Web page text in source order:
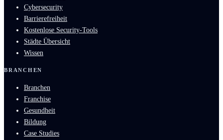
Cybersecurity
Barrierefreiheit
Kostenlose Security-Tools
Städte Übersicht
Wissen
BRANCHEN
Branchen
Franchise
Gesundheit
Bildung
Case Studies